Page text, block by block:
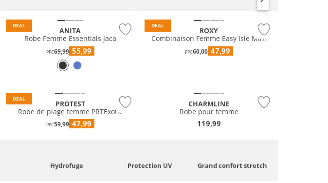
DEAL
ANITA
Robe Femme Essentials Jaca
PPC69,99 55,99
DEAL
ROXY
Combinaison Femme Easy Isle Mini
PPC60,00 47,99
DEAL
PROTEST
Robe de plage femme PRTExotic
PPC59,99 47,99
CHARMLINE
Robe pour femme
119,99
Hydrofuge Protection UV Grand confort stretch